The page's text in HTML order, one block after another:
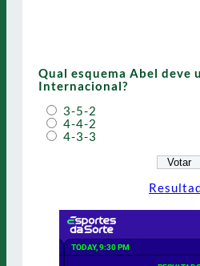
Qual esquema Abel deve
Internacional?
3-5-2
4-4-2
4-3-3